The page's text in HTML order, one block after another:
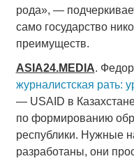
рода», —
само государство
преимуществ.
ASIA24.MEDIA.
журналистская рать:
— USAID в
по формированию
республики. Нужные
разработаны, они